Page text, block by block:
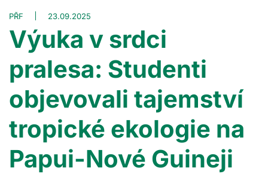
PŘF 23.09.2025
Výuka v srdci
pralesa: Studenti
objevovali tajemství
tropické ekologie na
Papui-Nové Guineji